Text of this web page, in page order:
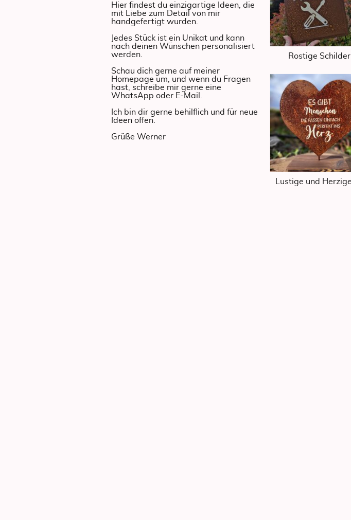
Hier findest du einzigartige Ideen, die
mit Liebe zum Detail von mir
handgefertigt wurden.
Jedes Stück ist ein Unikat und kann
nach deinen Wünschen personalisiert
werden.
Schau dich gerne auf meiner
Homepage um, und wenn du Fragen
hast, schreibe mir gerne eine
WhatsApp oder E-Mail.
Ich bin dir gerne behilflich und für neue
Ideen offen.
Grüße Werner
Rostige Schilder